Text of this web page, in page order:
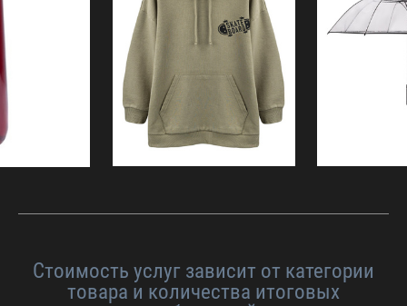
Стоимость услуг зависит от категории
товара и количества итоговых